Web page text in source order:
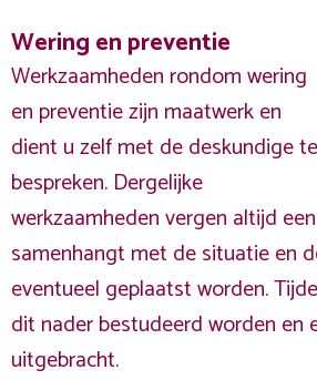
Wering en preventie
Werkzaamheden rondom wering
en preventie zijn maatwerk en
dient u zelf met de deskundige te
bespreken. Dergelijke
werkzaamheden vergen altijd
samenhangt met de situatie en
eventueel geplaatst worden.
dit nader bestudeerd worden en
uitgebracht.